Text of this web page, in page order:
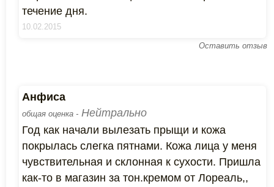
течение дня.
10.02.2015
Оставить отзыв
Анфиса
общая оценка - Нейтрально
Год как начали вылезать прыщи и кожа
покрылась слегка пятнами. Кожа лица у меня
чувствительная и склонная к сухости. Пришла
как-то в магазин за тон.кремом от Лореаль,,